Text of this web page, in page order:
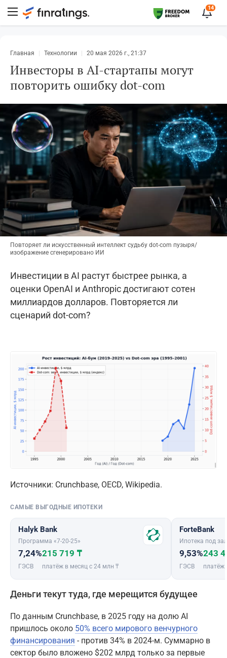
14
Главная Технологии 20 мая 2026 г., 21:37
Инвесторы в AI-стартапы могут
повторить ошибку dot-com
Повторяет ли искусственный интеллект судьбу dot-com пузыря/
изображение сгенерировано ИИ
Инвестиции в AI растут быстрее рынка, а
оценки OpenAI и Anthropic достигают сотен
миллиардов долларов. Повторяется ли
сценарий dot-com?
Источники: Crunchbase, OECD, Wikipedia.
САМЫЕ ВЫГОДНЫЕ ИПОТЕКИ
Halyk Bank
Программа «7-20-25»
7,24%
ГЭСВ
215 719 ₸
платёж в месяц с 24 млн ₸
ForteBank
Ипотека под
9,53%
ГЭСВ
243
платёж
Деньги текут туда, где мерещится будущее
По данным Crunchbase, в 2025 году на долю AI
пришлось около 50% всего мирового венчурного
финансирования - против 34% в 2024-м. Суммарно в
сектор было вложено $202 млрд только за первые